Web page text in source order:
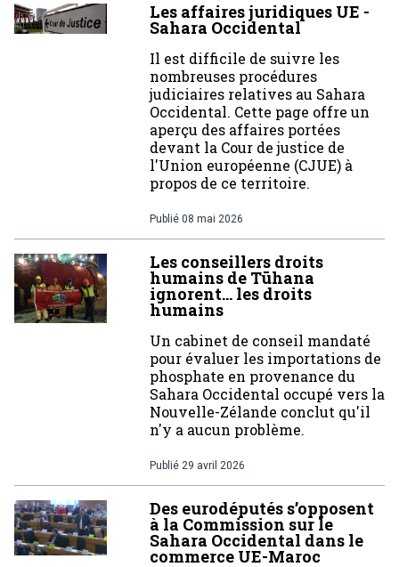
Les affaires juridiques UE -
Sahara Occidental
Il est difficile de suivre les
nombreuses procédures
judiciaires relatives au Sahara
Occidental. Cette page offre un
aperçu des affaires portées
devant la Cour de justice de
l'Union européenne (CJUE) à
propos de ce territoire.
Publié 08 mai 2026
Les conseillers droits
humains de Tūhana
ignorent… les droits
humains
Un cabinet de conseil mandaté
pour évaluer les importations de
phosphate en provenance du
Sahara Occidental occupé vers la
Nouvelle-Zélande conclut qu'il
n'y a aucun problème.
Publié 29 avril 2026
Des eurodéputés s’opposent
à la Commission sur le
Sahara Occidental dans le
commerce UE-Maroc